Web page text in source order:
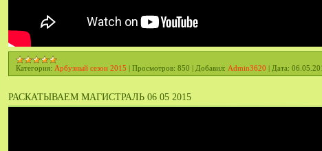
Категория: Арбузный сезон 2015 | Просмотров: 850 | Добавил: Admin3620 | Дата:
РАСКАТЫВАЕМ МАГИСТРАЛЬ 06 05 2015